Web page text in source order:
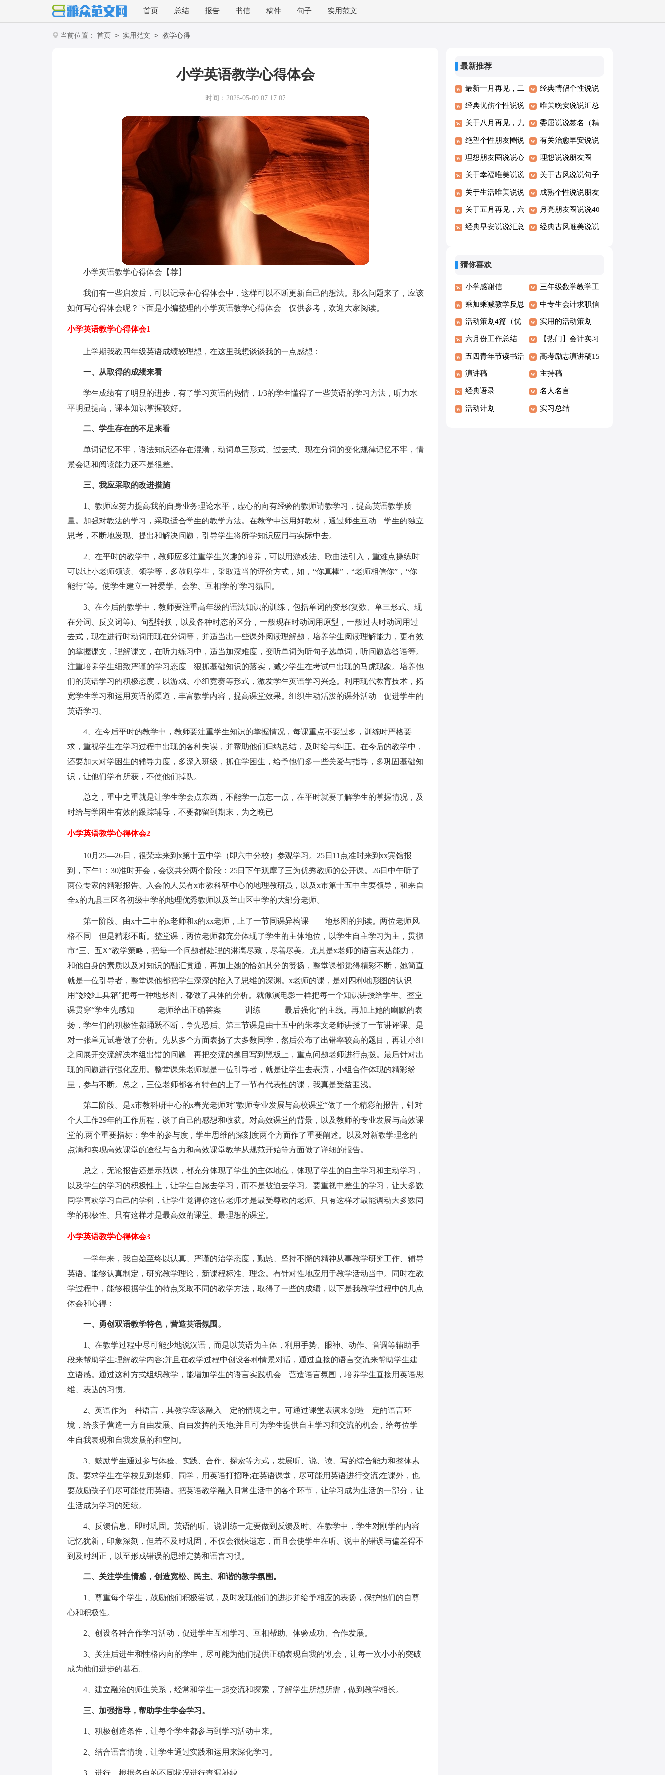
首页 总结 报告 书信 稿件 句子 实用范文
当前位置： 首页 > 实用范文 > 教学心得
小学英语教学心得体会
时间：2026-05-09 07:17:07
小学英语教学心得体会【荐】
我们有一些启发后，可以记录在心得体会中，这样可以不断更新自己的想法。那么问题来了，应该
如何写心得体会呢？下面是小编整理的小学英语教学心得体会，仅供参考，欢迎大家阅读。
小学英语教学心得体会1
上学期我教四年级英语成绩较理想，在这里我想谈谈我的一点感想：
一、从取得的成绩来看
学生成绩有了明显的进步，有了学习英语的热情，1/3的学生懂得了一些英语的学习方法，听力水
平明显提高，课本知识掌握较好。
二、学生存在的不足来看
单词记忆不牢，语法知识还存在混淆，动词单三形式、过去式、现在分词的变化规律记忆不牢，情
景会话和阅读能力还不是很差。
三、我应采取的改进措施
1、教师应努力提高我的自身业务理论水平，虚心的向有经验的教师请教学习，提高英语教学质
量。加强对教法的学习，采取适合学生的教学方法。在教学中运用好教材，通过师生互动，学生的独立
思考，不断地发现、提出和解决问题，引导学生将所学知识应用与实际中去。
2、在平时的教学中，教师应多注重学生兴趣的培养，可以用游戏法、歌曲法引入，重难点操练时
可以让小老师领读、领学等，多鼓励学生，采取适当的评价方式，如，“你真棒”，“老师相信你”，“你
能行”等。使学生建立一种爱学、会学、互相学的`学习氛围。
3、在今后的教学中，教师要注重高年级的语法知识的训练，包括单词的变形(复数、单三形式、现
在分词、反义词等)、句型转换，以及各种时态的区分，一般现在时动词用原型，一般过去时动词用过
去式，现在进行时动词用现在分词等，并适当出一些课外阅读理解题，培养学生阅读理解能力，更有效
的掌握课文，理解课文，在听力练习中，适当加深难度，变听单词为听句子选单词，听问题选答语等。
注重培养学生细致严谨的学习态度，狠抓基础知识的落实，减少学生在考试中出现的马虎现象。培养他
们的英语学习的积极态度，以游戏、小组竞赛等形式，激发学生英语学习兴趣。利用现代教育技术，拓
宽学生学习和运用英语的渠道，丰富教学内容，提高课堂效果。组织生动活泼的课外活动，促进学生的
英语学习。
4、在今后平时的教学中，教师要注重学生知识的掌握情况，每课重点不要过多，训练时严格要
求，重视学生在学习过程中出现的各种失误，并帮助他们归纳总结，及时给与纠正。在今后的教学中，
还要加大对学困生的辅导力度，多深入班级，抓住学困生，给予他们多一些关爱与指导，多巩固基础知
识，让他们学有所获，不使他们掉队。
总之，重中之重就是让学生学会点东西，不能学一点忘一点，在平时就要了解学生的掌握情况，及
时给与学困生有效的跟踪辅导，不要都留到期末，为之晚已
小学英语教学心得体会2
10月25—26日，很荣幸来到x第十五中学（即六中分校）参观学习。25日11点准时来到xx宾馆报
到，下午1：30准时开会，会议共分两个阶段：25日下午观摩了三为优秀教师的公开课。26日中午听了
两位专家的精彩报告。入会的人员有x市教科研中心的地理教研员，以及x市第十五中主要领导，和来自
全x的九县三区各初级中学的地理优秀教师以及兰山区中学的大部分老师。
第一阶段。由x十二中的x老师和x的xx老师，上了一节同课异构课——地形图的判读。两位老师风
格不同，但是精彩不断。整堂课，两位老师都充分体现了学生的主体地位，以学生自主学习为主，贯彻
市“三、五X”教学策略，把每一个问题都处理的淋漓尽致，尽善尽美。尤其是x老师的语言表达能力，
和他自身的素质以及对知识的融汇贯通，再加上她的恰如其分的赞扬，整堂课都觉得精彩不断，她简直
就是一位引导者，整堂课他都把学生深深的陷入了思维的深渊。x老师的课，是对四种地形图的认识
用“妙妙工具箱”把每一种地形图，都做了具体的分析。就像演电影一样把每一个知识讲授给学生。整堂
课贯穿“学生先感知———老师给出正确答案———训练———最后强化“的主线。再加上她的幽默的表
扬，学生们的积极性都踊跃不断，争先恐后。第三节课是由十五中的朱孝文老师讲授了一节讲评课。是
对一张单元试卷做了分析。先从多个方面表扬了大多数同学，然后公布了出错率较高的题目，再让小组
之间展开交流解决本组出错的问题，再把交流的题目写到黑板上，重点问题老师进行点拨。最后针对出
现的问题进行强化应用。整堂课朱老师就是一位引导者，就是让学生去表演，小组合作体现的精彩纷
呈，参与不断。总之，三位老师都各有特色的上了一节有代表性的课，我真是受益匪浅。
第二阶段。是x市教科研中心的x春光老师对”教师专业发展与高校课堂“做了一个精彩的报告，针对
个人工作29年的工作历程，谈了自己的感想和收获。对高效课堂的背景，以及教师的专业发展与高效课
堂的.两个重要指标：学生的参与度，学生思维的深刻度两个方面作了重要阐述。以及对新教学理念的
点滴和实现高效课堂的途径与合力和高效课堂教学从规范开始等方面做了详细的报告。
总之，无论报告还是示范课，都充分体现了学生的主体地位，体现了学生的自主学习和主动学习，
以及学生的学习的积极性上，让学生自愿去学习，而不是被迫去学习。要重视中差生的学习，让大多数
同学喜欢学习自己的学科，让学生觉得你这位老师才是最受尊敬的老师。只有这样才最能调动大多数同
学的积极性。只有这样才是最高效的课堂。最理想的课堂。
小学英语教学心得体会3
一学年来，我自始至终以认真、严谨的治学态度，勤恳、坚持不懈的精神从事教学研究工作、辅导
英语。能够认真制定，研究教学理论，新课程标准、理念。有针对性地应用于教学活动当中。同时在教
学过程中，能够根据学生的特点采取不同的教学方法，取得了一些的成绩，以下是我教学过程中的几点
体会和心得：
一、勇创双语教学特色，营造英语氛围。
1、在教学过程中尽可能少地说汉语，而是以英语为主体，利用手势、眼神、动作、音调等辅助手
段来帮助学生理解教学内容;并且在教学过程中创设各种情景对话，通过直接的语言交流来帮助学生建
立语感。通过这种方式组织教学，能增加学生的语言实践机会，营造语言氛围，培养学生直接用英语思
维、表达的习惯。
2、英语作为一种语言，其教学应该融入一定的情境之中。可通过课堂表演来创造一定的语言环
境，给孩子营造一方自由发展、自由发挥的天地;并且可为学生提供自主学习和交流的机会，给每位学
生自我表现和自我发展的和空间。
3、鼓励学生通过参与体验、实践、合作、探索等方式，发展听、说、读、写的综合能力和整体素
质。要求学生在学校见到老师、同学，用英语打招呼;在英语课堂，尽可能用英语进行交流;在课外，也
要鼓励孩子们尽可能使用英语。把英语教学融入日常生活中的各个环节，让学习成为生活的一部分，让
生活成为学习的延续。
4、反馈信息、即时巩固。英语的听、说训练一定要做到反馈及时。在教学中，学生对刚学的内容
记忆犹新，印象深刻，但若不及时巩固，不仅会很快遗忘，而且会使学生在听、说中的错误与偏差得不
到及时纠正，以至形成错误的思维定势和语言习惯。
二、关注学生情感，创造宽松、民主、和谐的教学氛围。
1、尊重每个学生，鼓励他们积极尝试，及时发现他们的进步并给予相应的表扬，保护他们的自尊
心和积极性。
2、创设各种合作学习活动，促进学生互相学习、互相帮助、体验成功、合作发展。
3、关注后进生和性格内向的学生，尽可能为他们提供正确表现自我的'机会，让每一次小小的突破
成为他们进步的基石。
4、建立融洽的师生关系，经常和学生一起交流和探索，了解学生所想所需，做到教学相长。
三、加强指导，帮助学生学会学习。
1、积极创造条件，让每个学生都参与到学习活动中来。
2、结合语言情境，让学生通过实践和运用来深化学习。
3、进行，根据各自的不同状况进行查漏补缺。
最新推荐
最新一月再见，二
月你好个性说说
（通用40句）
经典情侣个性说说
句子大全（精选60
句）
经典忧伤个性说说
语录大全70句
唯美晚安说说汇总
145句
关于八月再见，九
月你好唯美说说句
子汇总80句精选
委屈说说签名（精
选90句）
绝望个性朋友圈说
说语录90句
有关治愈早安说说
145句精选
理想朋友圈说说心
语30句精选
理想说说朋友圈
（通用70句）
关于幸福唯美说说
朋友圈大全60句
关于古风说说句子
汇总（通用100
句）
关于生活唯美说说
语录大全（精选
100句）
成熟个性说说朋友
圈（精选40句）
关于五月再见，六
月你好说说句子40
月亮朋友圈说说40
句
经典早安说说汇总 经典古风唯美说说
猜你喜欢
小学感谢信 三年级数学教学工
作总结汇编九篇
乘加乘减教学反思 中专生会计求职信
活动策划4篇（优
选）
实用的活动策划
（优）
六月份工作总结
(汇编15篇)
【热门】会计实习
报告
五四青年节读书活
动方案
高考励志演讲稿15
篇
演讲稿 主持稿
经典语录 名人名言
活动计划 实习总结